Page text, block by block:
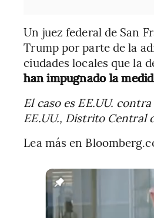
Un juez federal de San
Trump por parte de la
ciudades locales que la
han impugnado la
El caso es EE.UU.
EE.UU., Distrito Central
Lea más en